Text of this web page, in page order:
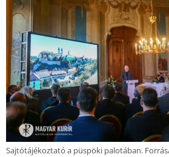
Sajtótájékoztató a püspöki palotában.